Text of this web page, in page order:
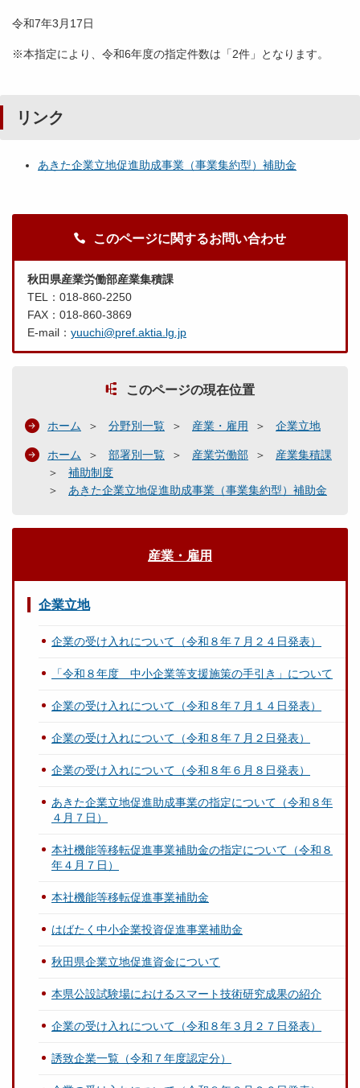
令和7年3月17日
※本指定により、令和6年度の指定件数は「2件」となります。
リンク
あきた企業立地促進助成事業（事業集約型）補助金
このページに関するお問い合わせ
秋田県産業労働部産業集積課
TEL：018-860-2250
FAX：018-860-3869
E-mail： yuuchi@pref.aktia.lg.jp
このページの現在位置
ホーム 分野別一覧 産業・雇用 企業立地
ホーム 部署別一覧 産業労働部
産業集積課
補助制度
あきた企業立地促進助成事業（事業集約型）補助金
産業・雇用
企業立地
企業の受け入れについて（令和８年７月２４日発表）
「令和８年度 中小企業等支援施策の手引き」について
企業の受け入れについて（令和８年７月１４日発表）
企業の受け入れについて（令和８年７月２日発表）
企業の受け入れについて（令和８年６月８日発表）
あきた企業立地促進助成事業の指定について（令和８年
４月７日）
本社機能等移転促進事業補助金の指定について（令和８
年４月７日）
本社機能等移転促進事業補助金
はばたく中小企業投資促進事業補助金
秋田県企業立地促進資金について
本県公設試験場におけるスマート技術研究成果の紹介
企業の受け入れについて（令和８年３月２７日発表）
誘致企業一覧（令和７年度認定分）